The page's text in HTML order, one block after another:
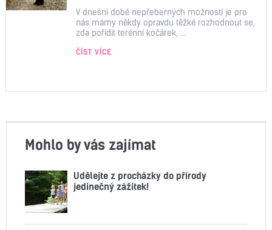
V dnešní době nepřeberných možností je pro
nás mámy někdy opravdu těžké rozhodnout se,
zda pořídit terénní kočárek, ...
ČÍST VÍCE
Mohlo by vás zajímat
Udělejte z procházky do přírody
jedinečný zážitek!